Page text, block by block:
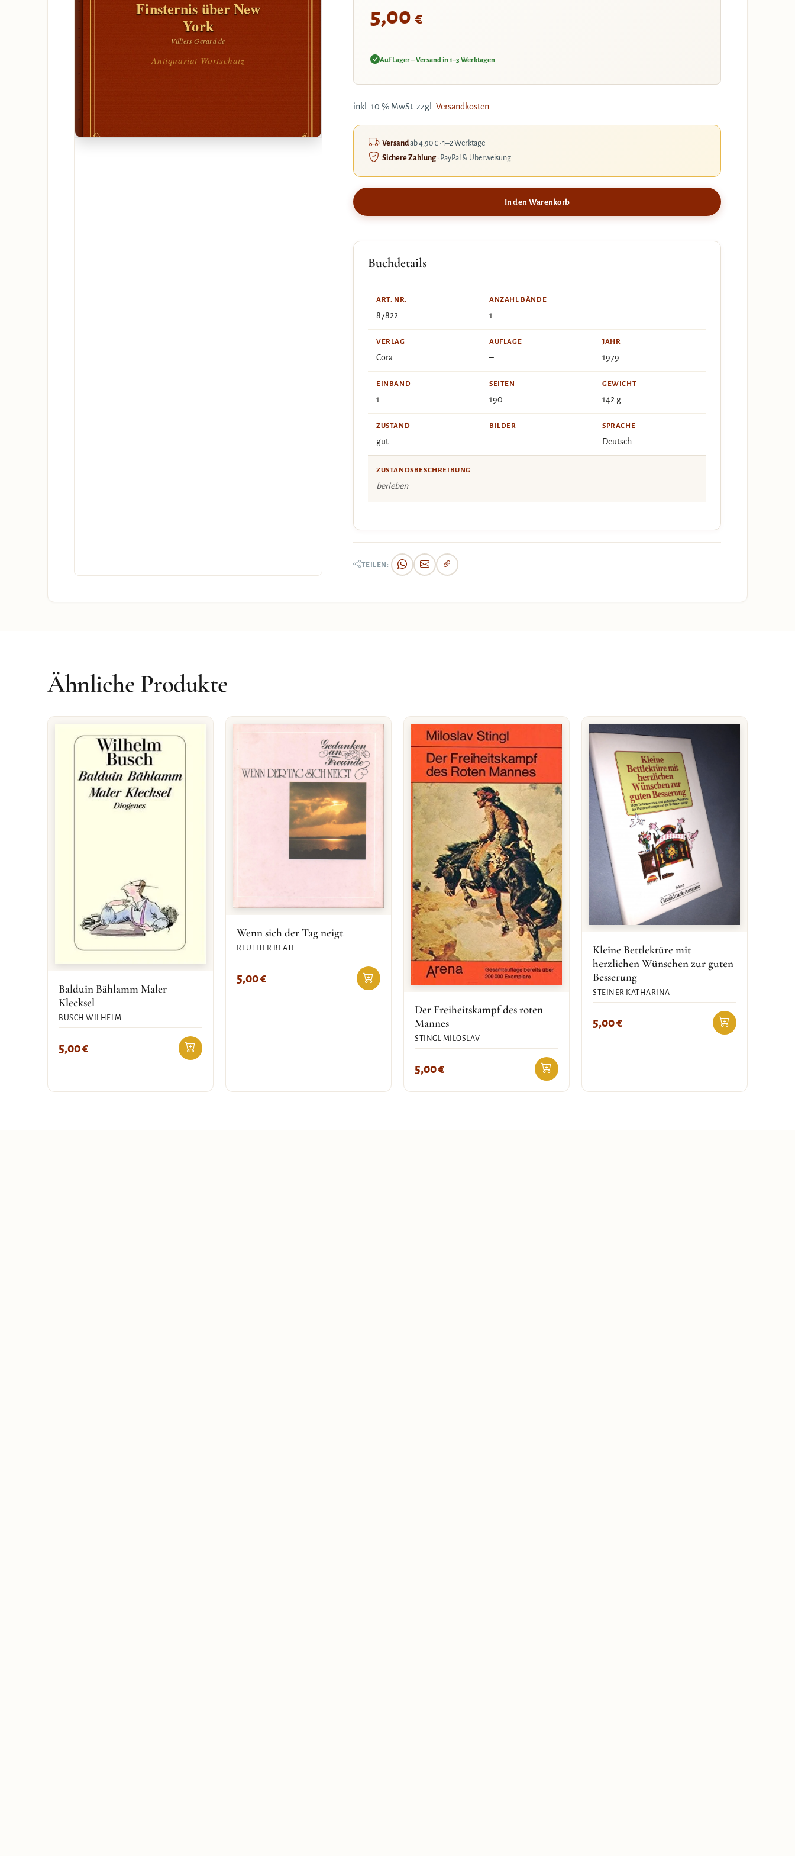
Finsternis über New
York
Villiers Gerard de
Antiquariat Wortschatz
5,00 €
Auf Lager – Versand in 1–3 Werktagen
inkl. 10 % MwSt. zzgl. Versandkosten
Versandab 4,90 € · 1–2 Werktage
Sichere Zahlung· PayPal & Überweisung
In den Warenkorb
Buchdetails
ART. NR.
87822
ANZAHL BÄNDE
1
VERLAG
Cora
AUFLAGE
–
JAHR
1979
EINBAND
1
SEITEN
190
GEWICHT
142 g
ZUSTAND
gut
BILDER
–
SPRACHE
Deutsch
ZUSTANDSBESCHREIBUNG
berieben
TEILEN:
Ähnliche Produkte
Balduin Bählamm Maler
Klecksel
BUSCH WILHELM
5,00€
Wenn sich der Tag neigt
REUTHER BEATE
5,00€
Der Freiheitskampf des roten
Mannes
STINGL MILOSLAV
5,00€
Kleine Bettlektüre mit
herzlichen Wünschen zur guten
Besserung
STEINER KATHARINA
5,00€